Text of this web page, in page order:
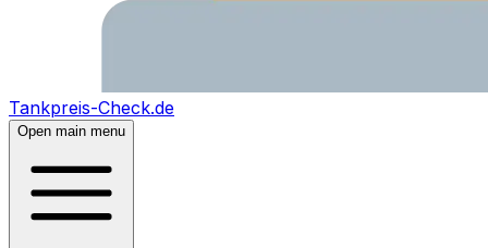
Tankpreis-Check.de
Open main menu